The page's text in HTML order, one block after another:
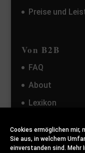
Cookies ermöglichen
Sie aus, in welchem
einverstanden sind. Mehr
Preise und
Von B2B
FAQ
About
Lexikon